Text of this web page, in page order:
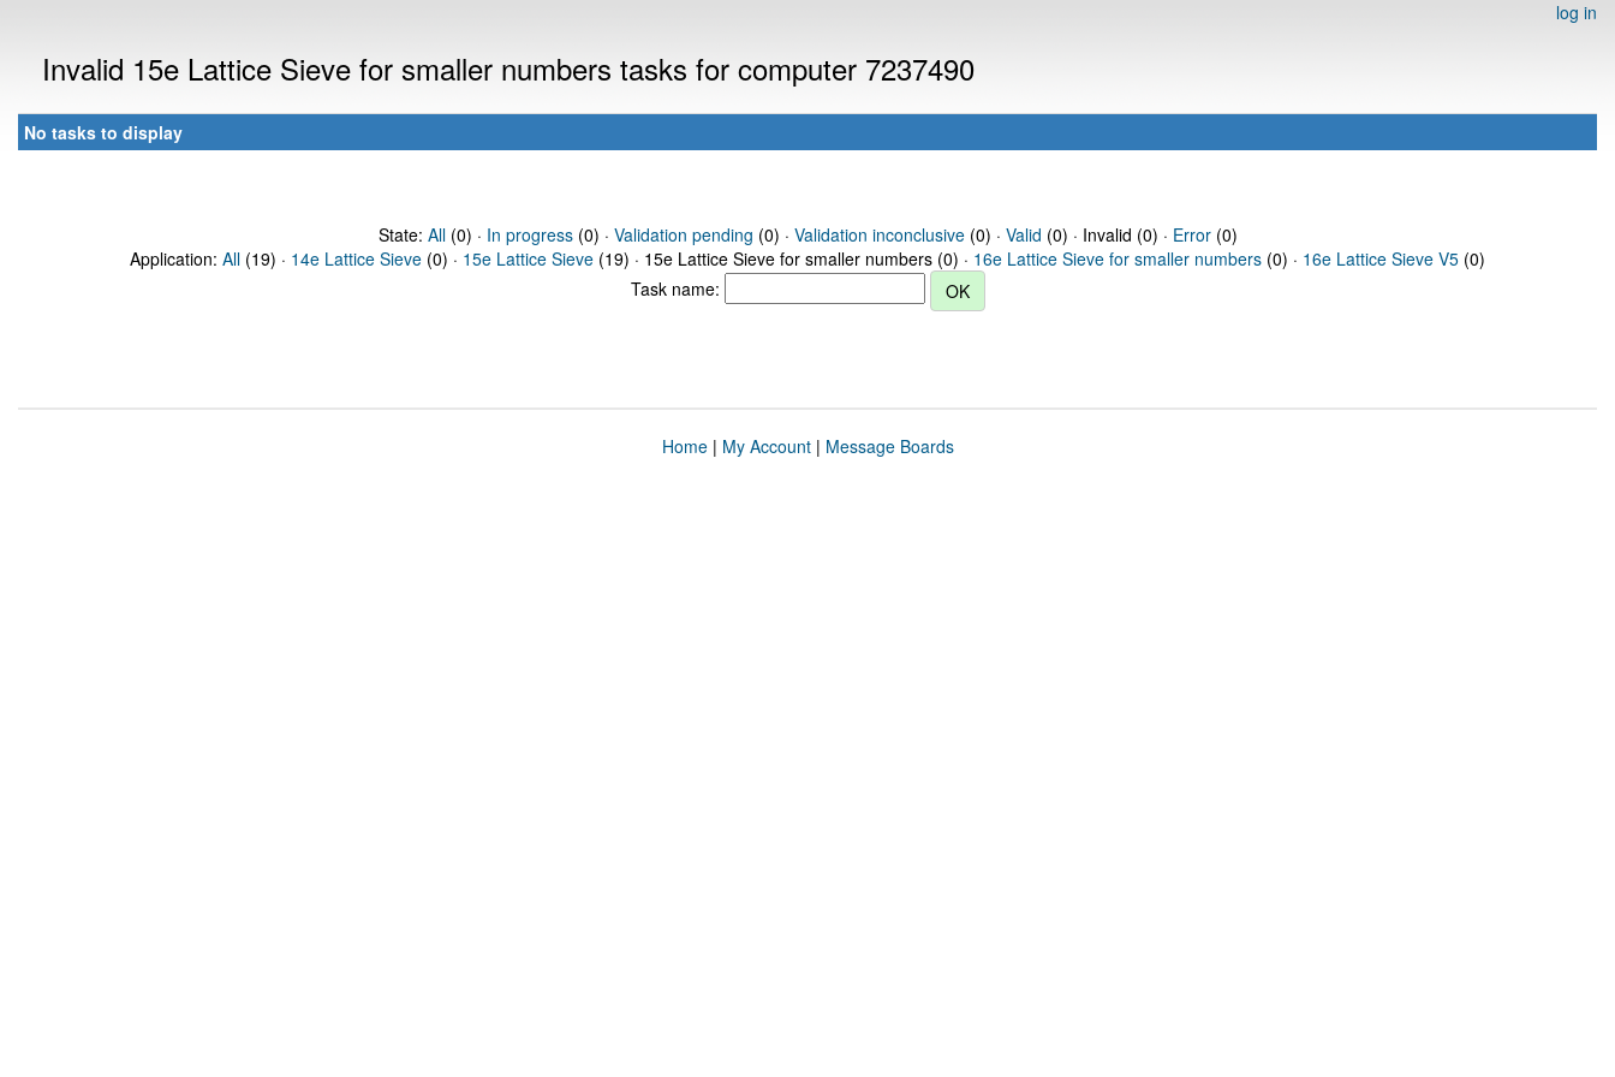
log in
Invalid 15e Lattice Sieve for smaller numbers tasks for computer 7237490
No tasks to display
State: All(0) · In progress(0) · Validation pending (0) · Validation inconclusive(0) · Valid (0) · Invalid (0) · Error(0)
Application: All (19) · 14e Lattice Sieve (0) · 15e Lattice Sieve (19) · 15e Lattice Sieve for smaller numbers (0) · 16e Lattice Sieve for smaller numbers (0) · 16e Lattice Sieve V5 (0)
Task name:
Home| My Account| Message Boards